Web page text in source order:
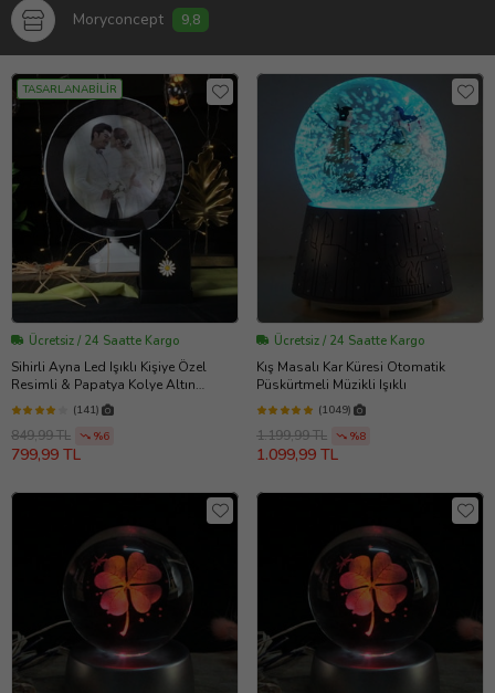
Moryconcept 9,8
TASARLANABİLİR
Ücretsiz / 24 Saatte Kargo
Sihirli Ayna Led Işıklı Kişiye Özel
Resimli & Papatya Kolye Altın
Kaplama Özel Kutulu
(141)
849,99 TL %6
799,99 TL
Ücretsiz / 24 Saatte Kargo
Kış Masalı Kar Küresi Otomatik
Püskürtmeli Müzikli Işıklı
(1049)
1.199,99 TL %8
1.099,99 TL